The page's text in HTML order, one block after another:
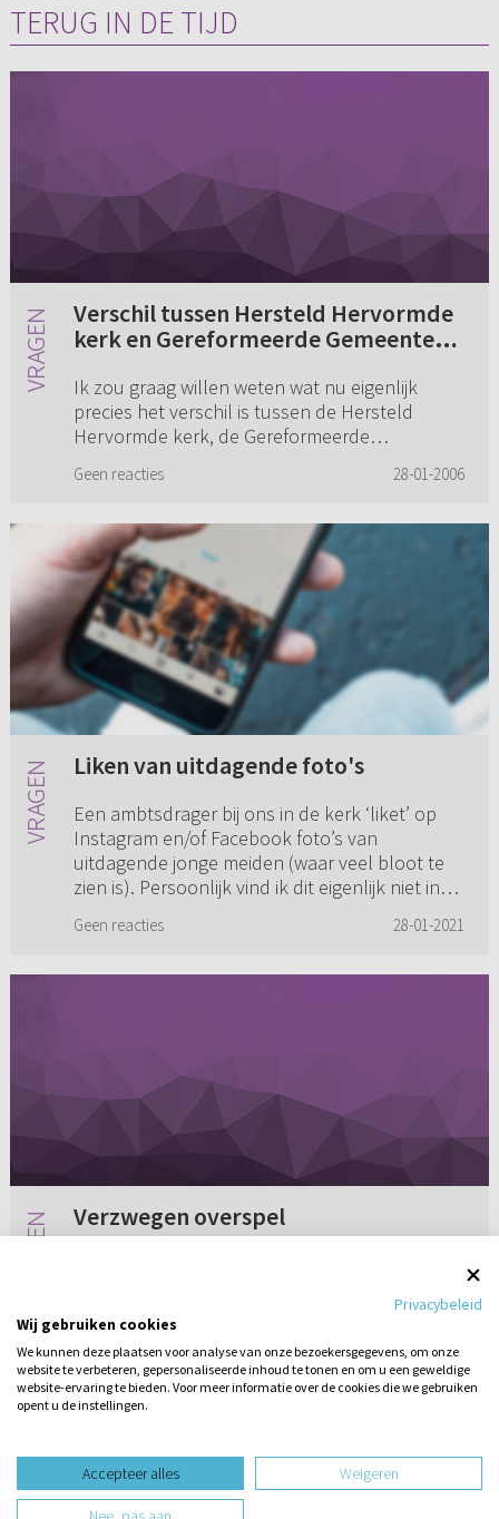
TERUG IN DE TIJD
Verschil tussen Hersteld Hervormde
kerk en Gereformeerde Gemeenten
Ik zou graag willen weten wat nu eigenlijk
precies het verschil is tussen de Hersteld
Hervormde kerk, de Gereformeerde
in Nederland, zowel in leer als in leven....
Geen reacties 28-01-2006
Liken van uitdagende foto's
Een ambtsdrager bij ons in de kerk ‘liket’ op
Instagram en/of Facebook foto’s van
uitdagende jonge meiden (waar veel bloot te
zien is). Persoonlijk vind ik dit eigenlijk niet in
Geen reacties 28-01-2021
Verzwegen overspel
vertellen over mijn verleden, zodat u meer
inzicht heeft in de situatie. Vanaf de pubertijd al
had ik steeds ...
4 reacties 28-01-2015
design website door
website-ontwikkeling door
een vraag
Privacybeleid
Wij gebruiken cookies
We kunnen deze plaatsen voor analyse van onze bezoekersgegevens, om onze
website te verbeteren, gepersonaliseerde inhoud te tonen en om u een geweldige
website-ervaring te bieden. Voor meer informatie over de cookies die we gebruiken
opent u de instellingen.
Accepteer alles Weigeren